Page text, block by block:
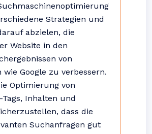
Strategien und
abzielen, die
Website in den
von
Google zu verbessern.
Optimierung von
Tags, Inhalten und
dass die
Suchanfragen gut